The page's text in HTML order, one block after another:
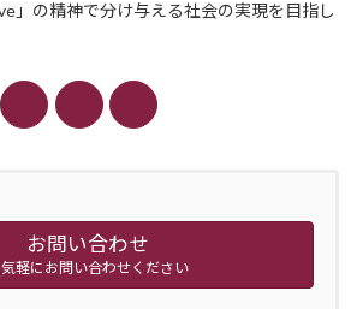
」の精神で分け与える社会の実現を目指し
お問い合わせ
軽にお問い合わせください